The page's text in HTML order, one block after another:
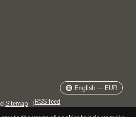
Sitemap |RSS feed
English — EUR